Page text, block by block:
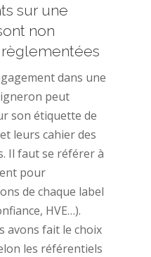
sur une
non
dans une
peut
son étiquette de
leurs cahier des
Il faut se référer à
pour
de chaque label
HVE…).
avons fait le choix
les référentiels